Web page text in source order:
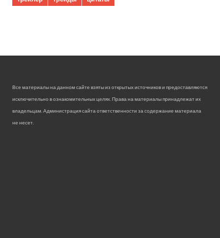
Все материалы на данном сайте взяты из открытых источников и предоставляются
исключительно в ознакомительных целях. Права на материалы принадлежат их
владельцам. Администрация сайта ответственности за содержание материала
не несет.